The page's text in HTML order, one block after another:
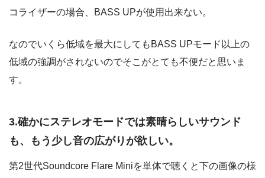
コライザーの場合、BASS UPが使用出来ない。
なのでいくら低域を最大にしてもBASS UPモード以上の
低域の強調がされないのでそこがとても不便だと思いま
す。
3.確かにステレオモードでは素晴らしいサウンド
も、もう少し音の広がりが欲しい。
第2世代Soundcore Flare Miniを単体で聴くと下の画像の様